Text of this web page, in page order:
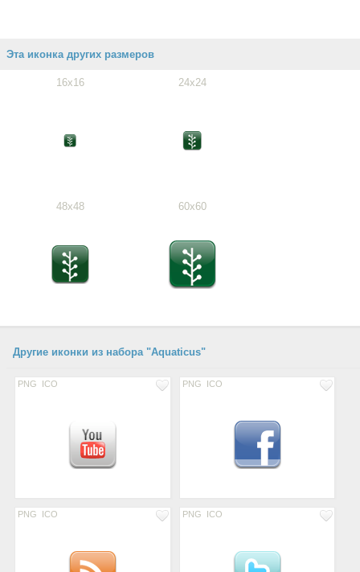
Эта иконка других размеров
16x16 24x24
48x48 60x60
Другие иконки из набора "Aquaticus"
PNG ICO PNG ICO
PNG ICO PNG ICO